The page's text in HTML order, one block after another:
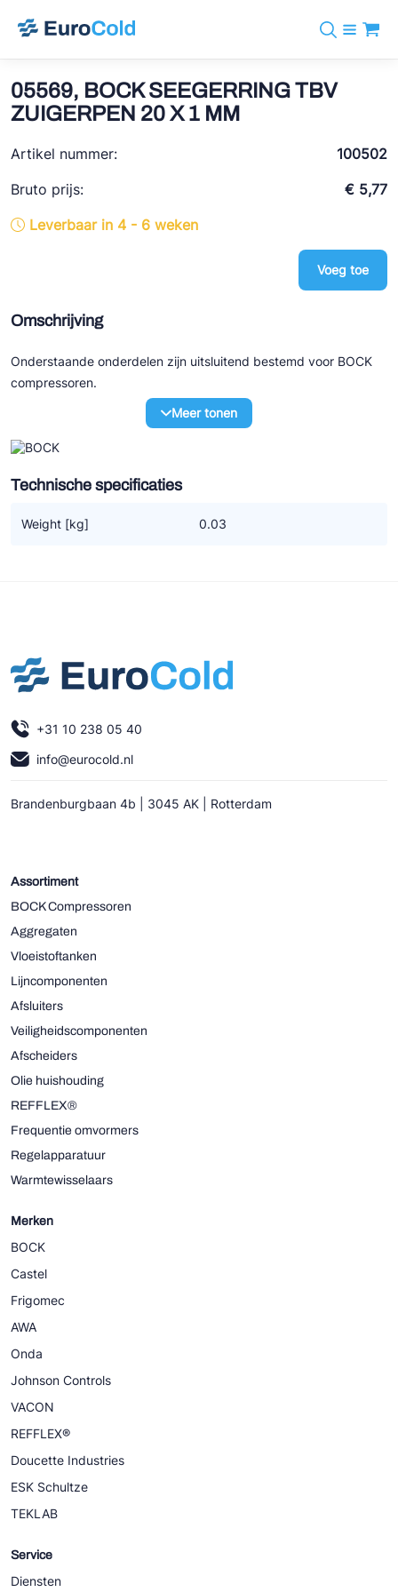
info@eurocold.nl
Merken
BOCK
REFFLEX®
Doucette Industries
ESK Schultze
TEKLAB
Koudemiddelen
Diensten
Nieuws
Over ons
05569, BOCK SEEGERRING TBV
ZUIGERPEN 20 X 1 MM
Artikel nummer:
100502
Bruto prijs:
€ 5,77
Leverbaar in 4 - 6 weken
Voeg toe
Omschrijving
Onderstaande onderdelen zijn uitsluitend bestemd voor BOCK
compressoren.
Meer tonen
Technische specificaties
Weight [kg] 0.03
+31 10 238 05 40
info@eurocold.nl
Brandenburgbaan 4b | 3045 AK | Rotterdam
Assortiment
BOCK Compressoren
Aggregaten
Vloeistoftanken
Lijncomponenten
Afsluiters
Veiligheidscomponenten
Afscheiders
Olie huishouding
REFFLEX®
Frequentie omvormers
Regelapparatuur
Warmtewisselaars
Merken
BOCK
Castel
Frigomec
AWA
Onda
Johnson Controls
VACON
REFFLEX®
Doucette Industries
ESK Schultze
TEKLAB
Service
Diensten